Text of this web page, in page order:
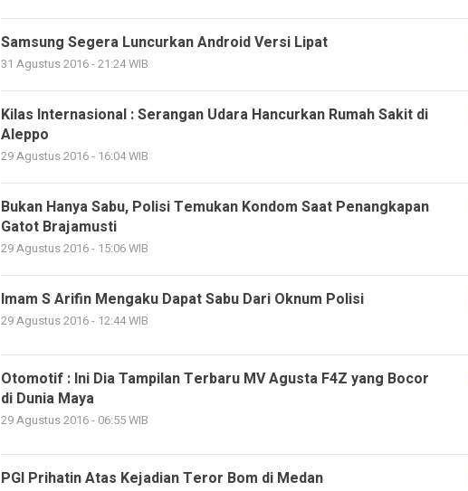
Samsung Segera Luncurkan Android Versi Lipat
31 Agustus 2016 - 21:24 WIB
Kilas Internasional : Serangan Udara Hancurkan Rumah Sakit di
Aleppo
29 Agustus 2016 - 16:04 WIB
Bukan Hanya Sabu, Polisi Temukan Kondom Saat Penangkapan
Gatot Brajamusti
29 Agustus 2016 - 15:06 WIB
Imam S Arifin Mengaku Dapat Sabu Dari Oknum Polisi
29 Agustus 2016 - 12:44 WIB
Otomotif : Ini Dia Tampilan Terbaru MV Agusta F4Z yang Bocor
di Dunia Maya
29 Agustus 2016 - 06:55 WIB
PGI Prihatin Atas Kejadian Teror Bom di Medan